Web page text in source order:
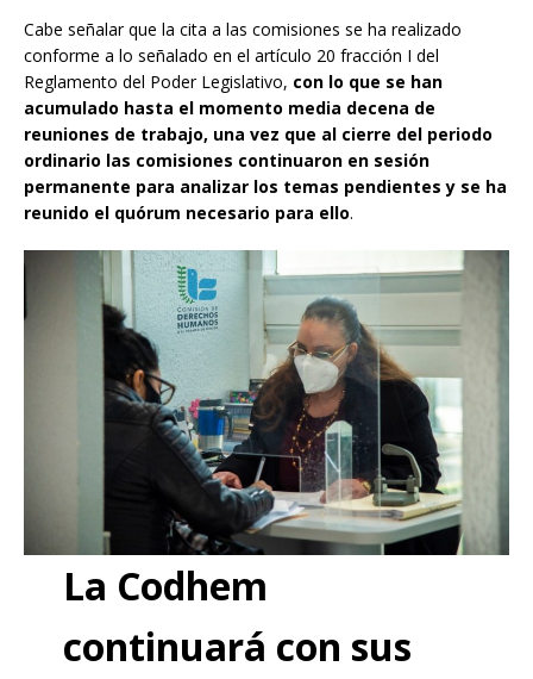
Cabe señalar que la cita a las comisiones se ha realizado
conforme a lo señalado en el artículo 20 fracción I del
Reglamento del Poder Legislativo, con lo que se han
acumulado hasta el momento media decena de
reuniones de trabajo, una vez que al cierre del periodo
ordinario las comisiones continuaron en sesión
permanente para analizar los temas pendientes y se ha
reunido el quórum necesario para ello.
La Codhem
continuará con sus